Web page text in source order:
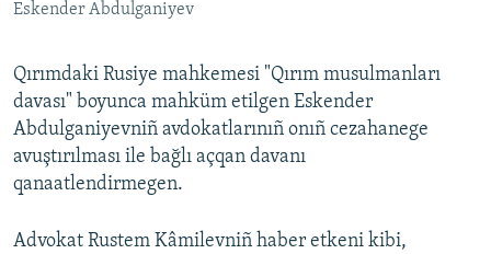
QOŞULIÑIZ!
RFE/RS bütün saytları
Eskender Abdulganiyev
Qırımdaki Rusiye mahkemesi "Qırım musulmanları
davası" boyunca mahküm etilgen Eskender
Abdulganiyevniñ avdokatlarınıñ onıñ cezahanege
avuştırılması ile bağlı açqan davanı
qanaatlendirmegen.
Advokat Rustem Kâmilevniñ haber etkeni kibi,